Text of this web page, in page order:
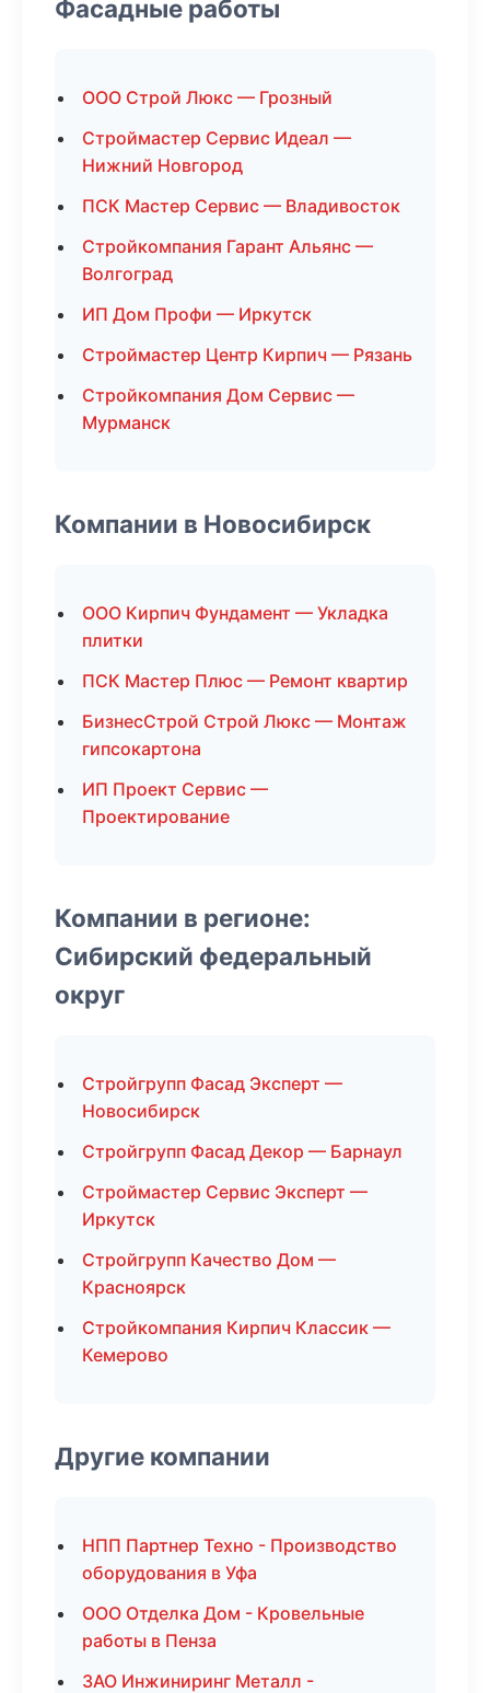
Фасадные работы
ООО Строй Люкс — Грозный
Строймастер Сервис Идеал —
Нижний Новгород
ПСК Мастер Сервис — Владивосток
Стройкомпания Гарант Альянс —
Волгоград
ИП Дом Профи — Иркутск
Строймастер Центр Кирпич — Рязань
Стройкомпания Дом Сервис —
Мурманск
Компании в Новосибирск
ООО Кирпич Фундамент — Укладка
плитки
ПСК Мастер Плюс — Ремонт квартир
БизнесСтрой Строй Люкс — Монтаж
гипсокартона
ИП Проект Сервис —
Проектирование
Компании в регионе:
Сибирский федеральный
округ
Стройгрупп Фасад Эксперт —
Новосибирск
Стройгрупп Фасад Декор — Барнаул
Строймастер Сервис Эксперт —
Иркутск
Стройгрупп Качество Дом —
Красноярск
Стройкомпания Кирпич Классик —
Кемерово
Другие компании
НПП Партнер Техно - Производство
оборудования в Уфа
ООО Отделка Дом - Кровельные
работы в Пенза
ЗАО Инжиниринг Металл -